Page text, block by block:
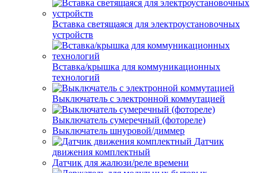
Вставка светящаяся для электроустановочных
устройств
Вставка/крышка для коммуникационных
технологий
Выключатель с электронной коммутацией
Выключатель сумеречный (фотореле)
Выключатель шнуровой/диммер
Датчик
движения комплектный
Датчик для жалюзи/реле времени